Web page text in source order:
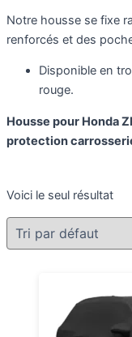
Notre housse se fixe
renforcés et des
Disponible en
rouge.
Housse pour Honda
protection
Voici le seul résultat